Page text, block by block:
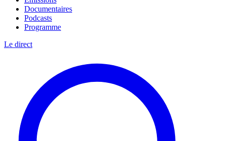
Documentaires
Podcasts
Programme
Le direct